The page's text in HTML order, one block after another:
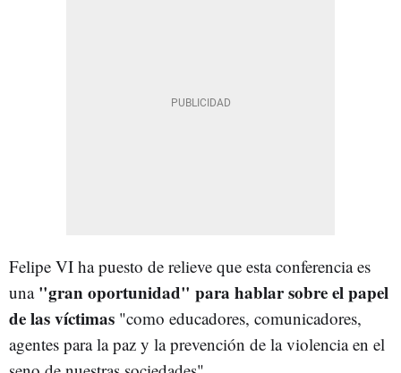
Felipe VI ha puesto de relieve que esta conferencia es
una "gran oportunidad" para hablar sobre el papel
de las víctimas "como educadores, comunicadores,
agentes para la paz y la prevención de la violencia en el